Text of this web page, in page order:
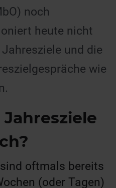
noch
heute nicht
und die
wie
oftmals bereits
(oder Tagen)